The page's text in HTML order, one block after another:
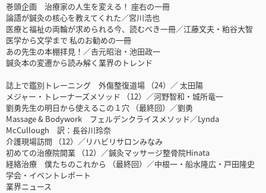
巻頭企画 治療家の人生を変える！ 座右の一冊
論語が鍼灸の核心を教えてくれた／宮川浩也
医療と福祉の両輪が求められる今、読むべき一冊／江藤文夫・粕谷大智
医学から文学まで 私のお勧めの一冊
あの先生の本棚拝見！／𠮷元昭治・池田政一
鍼灸本の変遷から読み解く業界のトレンド
誌上で鑑別トレーニング 外傷整復道場 （24）／ 太田陽
メジャー・トレーナーズメソッド （12）／河野智和・城所竜一
劉勇先生の明日から使えるこの１穴 （最終回）／劉勇
Massage & Bodywork フェルデンクライスメソッド／Lynda
McCullough 訳：長谷川玲奈
介護現場訪問 （12）／リハビリサロンみなみ
初めての治療院開業 （12）／鍼灸マッサージ整骨院Hinata
経絡治療 僕たちのこれから （最終回）／中根一・船水隆広・戸田隆史
学会・イベントレポート
業界ニュース